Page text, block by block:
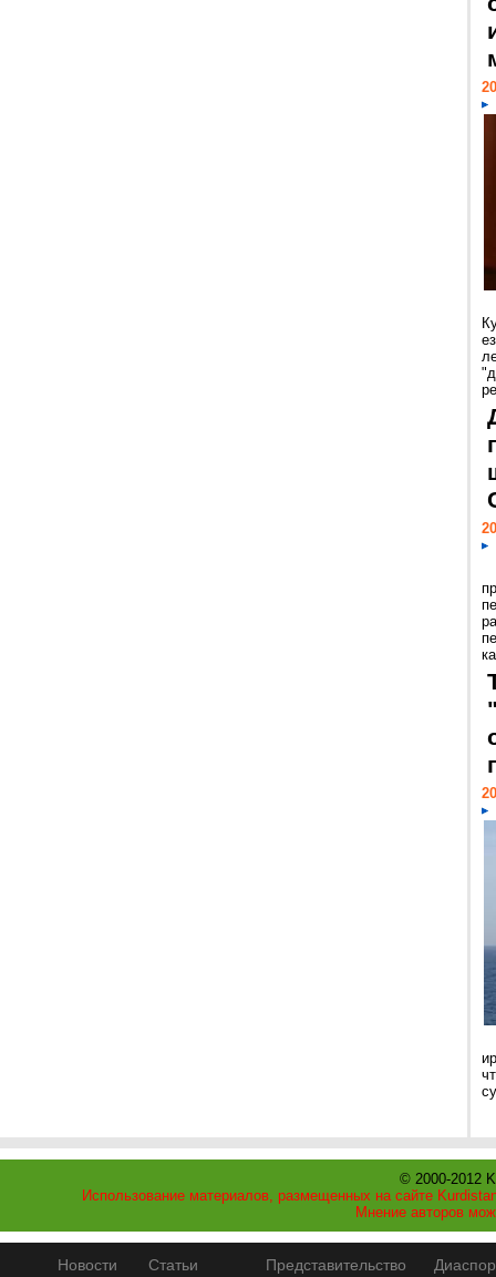
© 2000-2012
Использование материалов, размещенных на сайте
Мнение авторов
Новости Статьи Представительство